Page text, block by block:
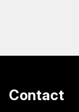
Contact